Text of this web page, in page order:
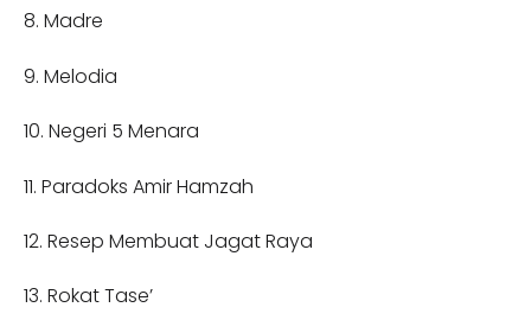
8. Madre
9. Melodia
10. Negeri 5 Menara
11. Paradoks Amir Hamzah
12. Resep Membuat Jagat Raya
13. Rokat Tase’